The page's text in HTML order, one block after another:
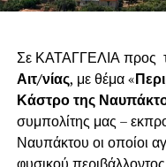
Σε ΚΑΤΑΓΓΕΛΙΑ προς
Αιτ/νίας, με θέμα «
Κάστρο της
συμπολίτης μας –
Ναυπάκτου οι οποίοι